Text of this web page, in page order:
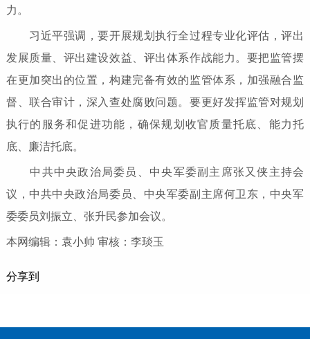
力。
习近平强调，要开展规划执行全过程专业化评估，评出
发展质量、评出建设效益、评出体系作战能力。要把监管摆
在更加突出的位置，构建完备有效的监管体系，加强融合监
督、联合审计，深入查处腐败问题。要更好发挥监管对规划
执行的服务和促进功能，确保规划收官质量托底、能力托
底、廉洁托底。
中共中央政治局委员、中央军委副主席张又侠主持会
议，中共中央政治局委员、中央军委副主席何卫东，中央军
委委员刘振立、张升民参加会议。
本网编辑：袁小帅 审核：李琰玉
分享到